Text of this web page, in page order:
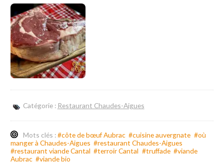
Catégorie : Restaurant Chaudes-Aigues
Mots clés :#côte de bœuf Aubrac #cuisine auvergnate #où
manger à Chaudes-Aigues #restaurant Chaudes-Aigues
#restaurant viande Cantal #terroir Cantal #truffade #viande
Aubrac #viande bio